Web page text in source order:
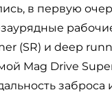
в первую
(SR) и deep
Mag Drive